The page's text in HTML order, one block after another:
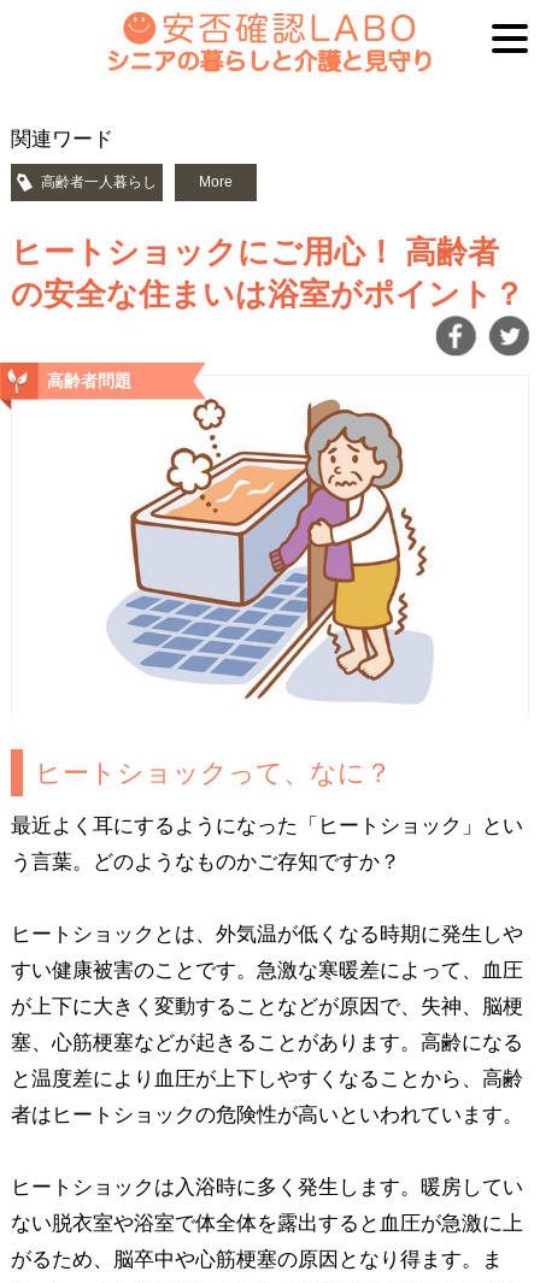
関連ワード
高齢者一人暮らし More
ヒートショックにご用心！ 高齢者
の安全な住まいは浴室がポイント？
高齢者問題
ヒートショックって、なに？
最近よく耳にするようになった「ヒートショック」とい
う言葉。どのようなものかご存知ですか？
ヒートショックとは、外気温が低くなる時期に発生しや
すい健康被害のことです。急激な寒暖差によって、血圧
が上下に大きく変動することなどが原因で、失神、脳梗
塞、心筋梗塞などが起きることがあります。高齢になる
と温度差により血圧が上下しやすくなることから、高齢
者はヒートショックの危険性が高いといわれています。
ヒートショックは入浴時に多く発生します。暖房してい
ない脱衣室や浴室で体全体を露出すると血圧が急激に上
がるため、脳卒中や心筋梗塞の原因となり得ます。ま